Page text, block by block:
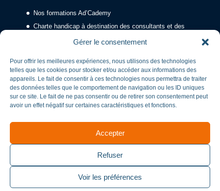
Gérer le consentement
Pour offrir les meilleures expériences, nous utilisons des technologies
telles que les cookies pour stocker et/ou accéder aux informations des
appareils. Le fait de consentir à ces technologies nous permettra de traiter
des données telles que le comportement de navigation ou les ID uniques
sur ce site. Le fait de ne pas consentir ou de retirer son consentement peut
avoir un effet négatif sur certaines caractéristiques et fonctions.
Accepter
Refuser
Voir les préférences
Nos formations Ad’Cademy
Charte handicap à destination des consultants et des
Liste des OPCO
CERTIFIÉ QUALIOPI AC-REF-003-02
CERTIFICAT N° 634251
N° de déclaration d’activité723306722633
Pour les activités suivantes:Actions de formation